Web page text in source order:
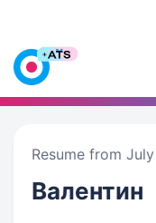
Resume from
Валентин